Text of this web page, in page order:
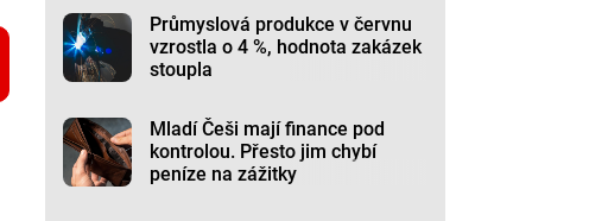
Průmyslová produkce v červnu
vzrostla o 4 %, hodnota zakázek
stoupla
Mladí Češi mají finance pod
kontrolou. Přesto jim chybí
peníze na zážitky